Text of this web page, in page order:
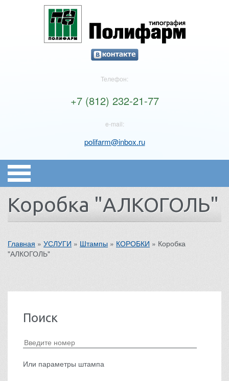
Телефон:
+7 (812) 232-21-77
e-mail:
polifarm@inbox.ru
Коробка "АЛКОГОЛЬ"
Главная » УСЛУГИ » Штампы » КОРОБКИ » Коробка
"АЛКОГОЛЬ"
Поиск
Или параметры штампа